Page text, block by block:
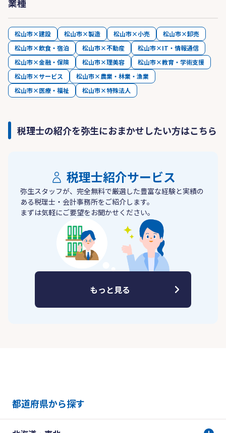
松山市×建設 松山市×製造 松山市×小売
松山市×卸売
松山市×飲食・宿泊
松山市×不動産
松山市×IT・情報通信
松山市×金融・保険
松山市×理美容
松山市×教育・学術支援
松山市×サービス
松山市×農業・林業・漁業
松山市×医療・福祉
松山市×特殊法人
税理士の紹介を弥生におまかせしたい方はこちら
税理士紹介サービス
弥生スタッフが、完全無料で厳選した豊富な経験と実績の
ある税理士・会計事務所をご紹介します。
まずは気軽にご要望をお聞かせください。
もっと見る
都道府県から探す